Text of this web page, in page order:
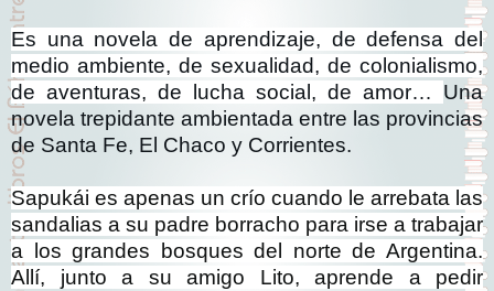
Es una novela de aprendizaje, de defensa del
medio ambiente, de sexualidad, de colonialismo,
de aventuras, de lucha social, de amor… Una
novela trepidante ambientada entre las provincias
de Santa Fe, El Chaco y Corrientes.
Sapukái es apenas un crío cuando le arrebata las
sandalias a su padre borracho para irse a trabajar
a los grandes bosques del norte de Argentina.
Allí, junto a su amigo Lito, aprende a pedir